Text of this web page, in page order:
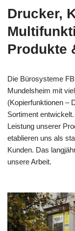
Drucker,
Produkte
Die Bürosysteme
Mundelsheim mit
(Kopierfunktionen –
Sortiment
Leistung unserer
etablieren uns als
Kunden. Das
unsere Arbeit.